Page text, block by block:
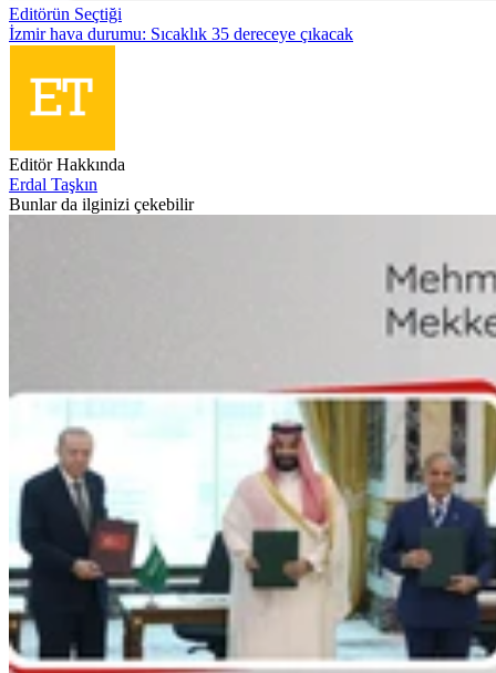
Editörün Seçtiği
İzmir hava durumu: Sıcaklık 35 dereceye çıkacak
Editör Hakkında
Erdal Taşkın
Bunlar da ilginizi çekebilir